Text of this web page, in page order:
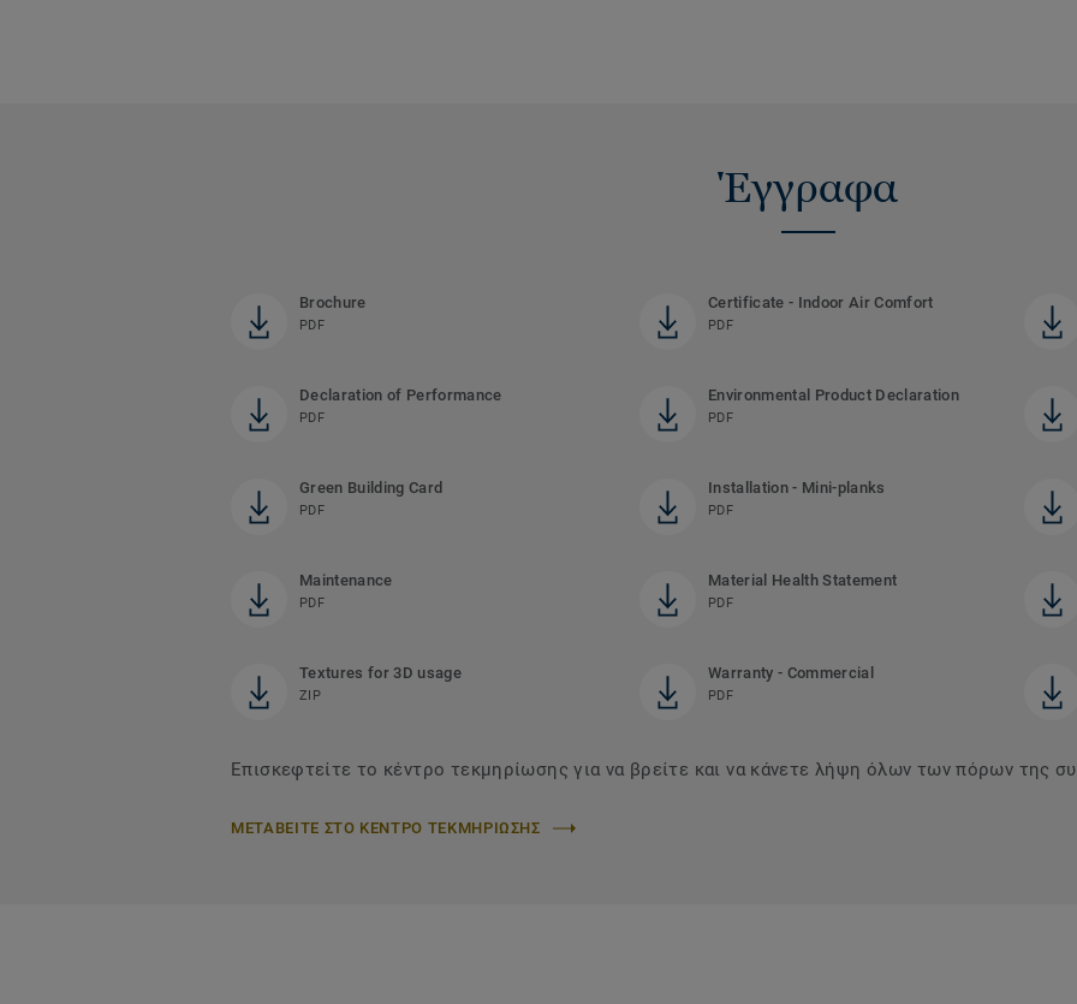
Έγγραφα
Brochure
PDF
Certificate - Indoor Air Comfort
PDF
Declaration of Performance
PDF
Environmental Product Declaration
PDF
Green Building Card
PDF
Installation - Mini-planks
PDF
Maintenance
PDF
Material Health Statement
PDF
Textures for 3D usage
ZIP
Warranty - Commercial
PDF
Επισκεφτείτε το κέντρο τεκμηρίωσης για να βρείτε και να κάνετε λήψη όλων των πόρων της
ΜΕΤΑΒΕΙΤΕ ΣΤΟ ΚΕΝΤΡΟ ΤΕΚΜΗΡΙΩΣΗΣ